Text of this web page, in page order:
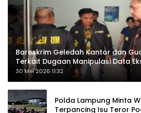
Bareskrim Geledah Kantor dan
Terkait Dugaan Manipulasi Data
30 Mei 2026 11:32
Polda Lampung Minta
Terpancing Isu Teror